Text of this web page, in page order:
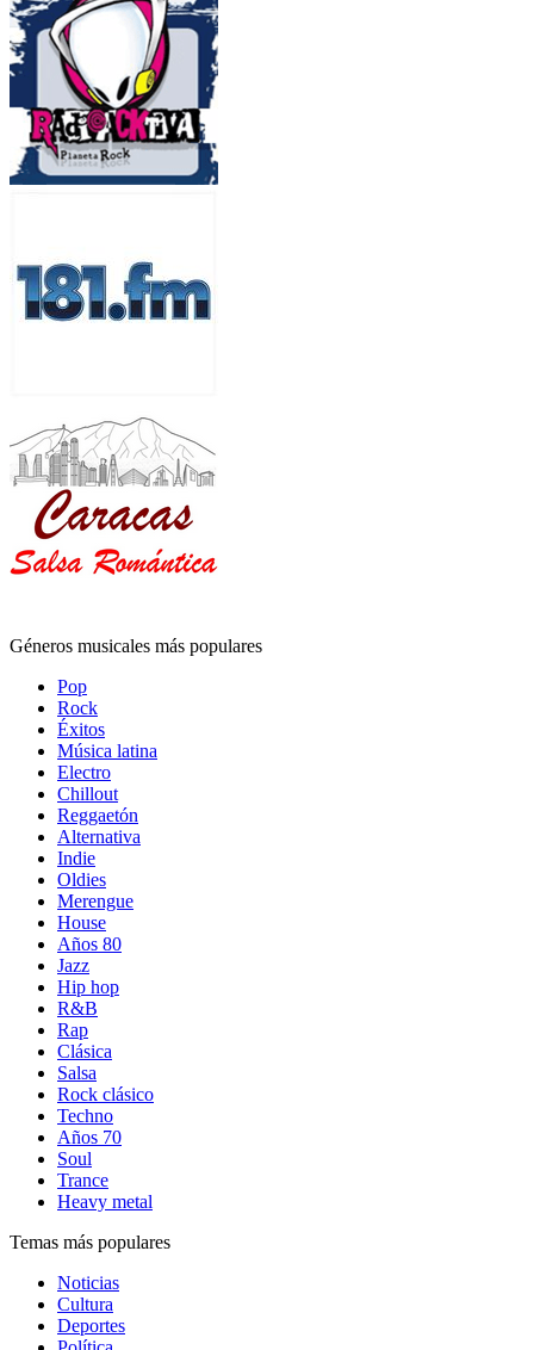
Géneros musicales más populares
Pop
Rock
Éxitos
Música latina
Electro
Chillout
Reggaetón
Alternativa
Indie
Oldies
Merengue
House
Años 80
Jazz
Hip hop
R&B
Rap
Clásica
Salsa
Rock clásico
Techno
Años 70
Soul
Trance
Heavy metal
Temas más populares
Noticias
Cultura
Deportes